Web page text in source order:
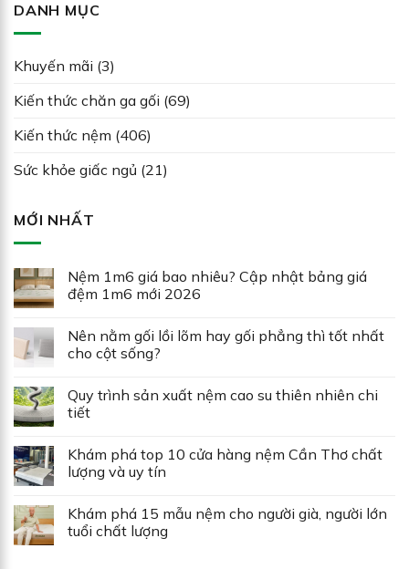
DANH MỤC
Khuyến mãi (3)
Kiến thức chăn ga gối (69)
Kiến thức nệm (406)
Sức khỏe giấc ngủ (21)
MỚI NHẤT
Nệm 1m6 giá bao nhiêu? Cập nhật bảng giá
đệm 1m6 mới 2026
Nên nằm gối lồi lõm hay gối phẳng thì tốt nhất
cho cột sống?
Quy trình sản xuất nệm cao su thiên nhiên chi
tiết
Khám phá top 10 cửa hàng nệm Cần Thơ chất
lượng và uy tín
Khám phá 15 mẫu nệm cho người già, người lớn
tuổi chất lượng